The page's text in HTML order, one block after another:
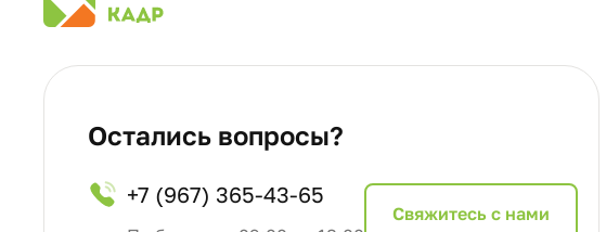
Остались вопросы?
+7 (967) 365-43-65
Cвяжитесь с нами